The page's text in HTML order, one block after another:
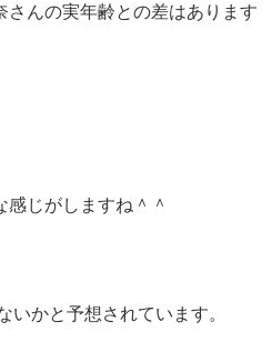
さんの実年齢との差はあります
じがしますね＾＾
いかと予想されています。